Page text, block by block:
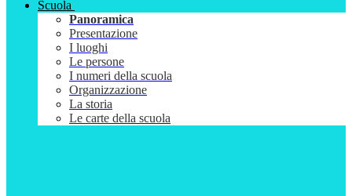
Scuola
Panoramica
Presentazione
I luoghi
Le persone
I numeri della scuola
Organizzazione
La storia
Le carte della scuola